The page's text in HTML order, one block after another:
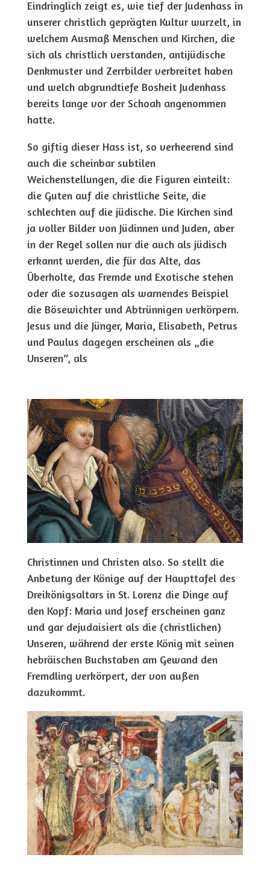
Eindringlich zeigt es, wie tief der Judenhass in
unserer christlich geprägten Kultur wurzelt, in
welchem Ausmaß Menschen und Kirchen, die
sich als christlich verstanden, antijüdische
Denkmuster und Zerrbilder verbreitet haben
und welch abgrundtiefe Bosheit Judenhass
bereits lange vor der Schoah angenommen
hatte.
So giftig dieser Hass ist, so verheerend sind
auch die scheinbar subtilen
Weichenstellungen, die die Figuren einteilt:
die Guten auf die christliche Seite, die
schlechten auf die jüdische. Die Kirchen sind
ja voller Bilder von Jüdinnen und Juden, aber
in der Regel sollen nur die auch als jüdisch
erkannt werden, die für das Alte, das
Überholte, das Fremde und Exotische stehen
oder die sozusagen als warnendes Beispiel
die Bösewichter und Abtrünnigen verkörpern.
Jesus und die Jünger, Maria, Elisabeth, Petrus
und Paulus dagegen erscheinen als „die
Unseren“, als
Christinnen und Christen also. So stellt die
Anbetung der Könige auf der Haupttafel des
Dreikönigsaltars in St. Lorenz die Dinge auf
den Kopf: Maria und Josef erscheinen ganz
und gar dejudaisiert als die (christlichen)
Unseren, während der erste König mit seinen
hebräischen Buchstaben am Gewand den
Fremdling verkörpert, der von außen
dazukommt.